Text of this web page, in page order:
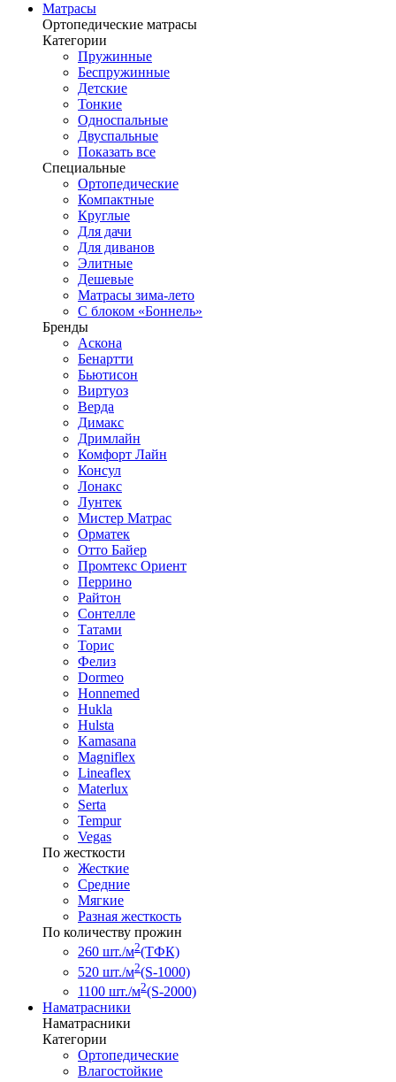
Матрасы
Ортопедические матрасы
Категории
Пружинные
Беспружинные
Детские
Тонкие
Односпальные
Двуспальные
Показать все
Специальные
Ортопедические
Компактные
Круглые
Для дачи
Для диванов
Элитные
Дешевые
Матрасы зима-лето
С блоком «Боннель»
Бренды
Аскона
Бенартти
Бьютисон
Виртуоз
Верда
Димакс
Дримлайн
Комфорт Лайн
Консул
Лонакс
Лунтек
Мистер Матрас
Орматек
Отто Байер
Промтекс Ориент
Перрино
Райтон
Сонтелле
Татами
Торис
Фелиз
Dormeo
Honnemed
Hukla
Hulsta
Kamasana
Magniflex
Lineaflex
Materlux
Serta
Tempur
Vegas
По жесткости
Жесткие
Средние
Мягкие
Разная жесткость
По количеству прожин
260 шт./м2(ТФК)
520 шт./м2(S-1000)
1100 шт./м2(S-2000)
Наматрасники
Наматрасники
Категории
Ортопедические
Влагостойкие